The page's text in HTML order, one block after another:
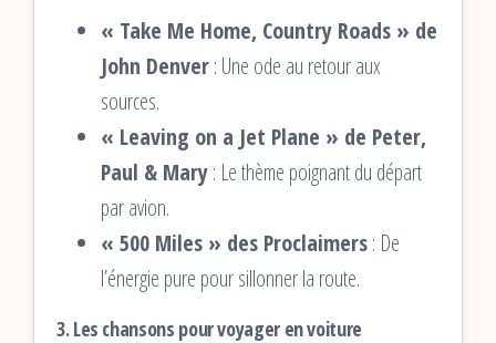
« Take Me Home, Country Roads » de
John Denver: Une ode au retour aux
sources.
« Leaving on a Jet Plane » de Peter,
Paul & Mary: Le thème poignant du départ
par avion.
« 500 Miles » des Proclaimers: De
l’énergie pure pour sillonner la route.
3. Les chansons pour voyager en voiture